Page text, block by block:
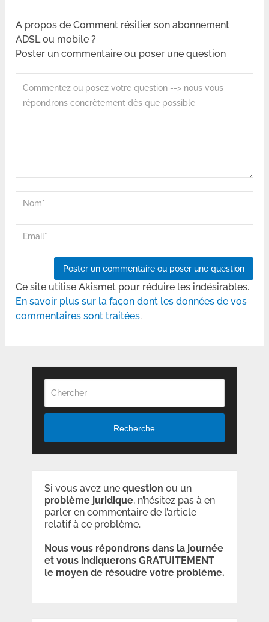
A propos de Comment résilier son abonnement
ADSL ou mobile ?
Poster un commentaire ou poser une question
Ce site utilise Akismet pour réduire les indésirables.
En savoir plus sur la façon dont les données de vos
commentaires sont traitées.
Recherche
Si vous avez une question ou un
problème juridique, n’hésitez pas à en
parler en commentaire de l’article
relatif à ce problème.
Nous vous répondrons dans la journée
et vous indiquerons GRATUITEMENT
le moyen de résoudre votre problème.